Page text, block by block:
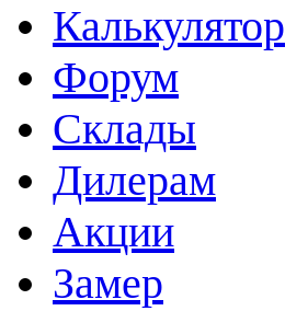
Калькулятор
Форум
Склады
Дилерам
Акции
Замер